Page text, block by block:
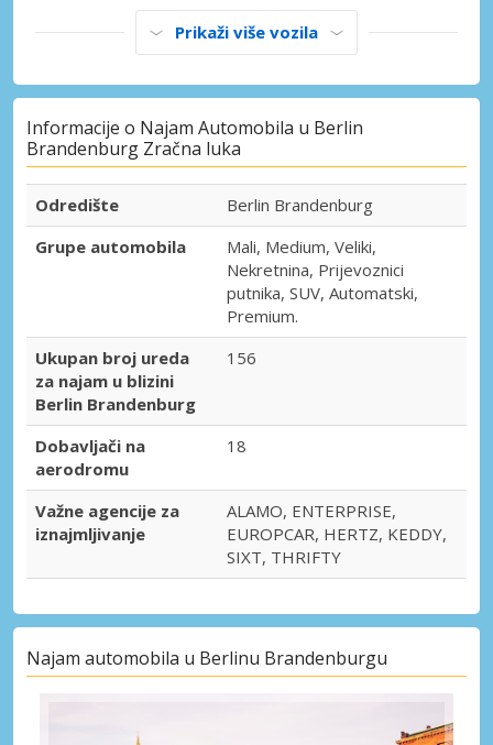
Prikaži više vozila
Informacije o Najam Automobila u Berlin
Brandenburg Zračna luka
Odredište
Berlin Brandenburg
Grupe automobila
Mali, Medium, Veliki,
Nekretnina, Prijevoznici
putnika, SUV, Automatski,
Premium.
Ukupan broj ureda
za najam u blizini
Berlin Brandenburg
156
Dobavljači na
aerodromu
18
Važne agencije za
iznajmljivanje
ALAMO, ENTERPRISE,
EUROPCAR, HERTZ, KEDDY,
SIXT, THRIFTY
Najam automobila u Berlinu Brandenburgu